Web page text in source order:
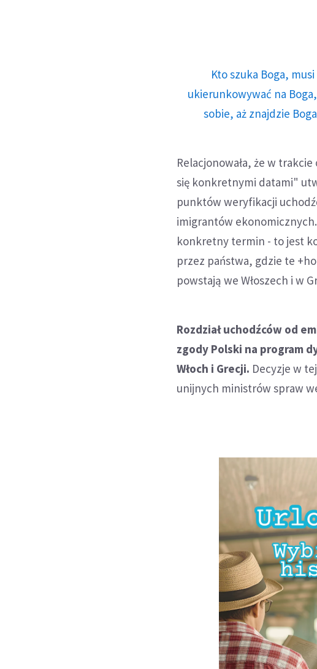
Kto szuka Boga,
ukierunkowywać na
sobie, aż znajdzie
Relacjonowała, że w
się konkretnymi datami"
punktów weryfikacji
imigrantów
konkretny termin - to jest
przez państwa, gdzie te
powstają we Włoszech i w
Rozdział uchodźców od
zgody Polski na program
Włoch i Grecji. Decyzje w
unijnych ministrów spraw